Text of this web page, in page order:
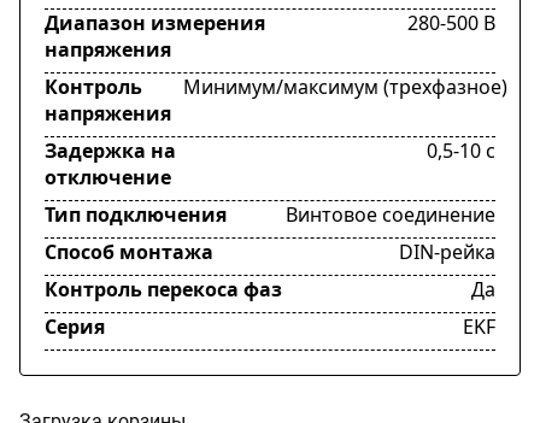
Диапазон измерения
напряжения
280-500 В
Контроль
напряжения
Минимум/максимум (трехфазное)
Задержка на
отключение
0,5-10 с
Тип подключения
Винтовое соединение
Способ монтажа
DIN-рейка
Контроль перекоса фаз
Да
Серия
EKF